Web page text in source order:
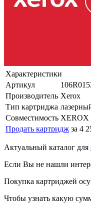
Характеристики
Артикул
Производитель Xerox
Тип картриджа
Совместимость XEROX
Продать картридж за 4
Актуальный каталог для
Если Вы не нашли
Покупка картриджей
Чтобы узнать какую